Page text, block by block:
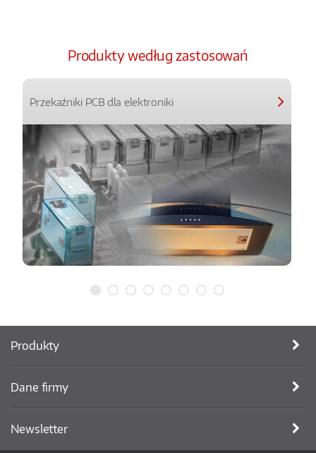
Produkty według zastosowań
Przekaźniki PCB dla elektroniki
Produkty
Dane firmy
Newsletter